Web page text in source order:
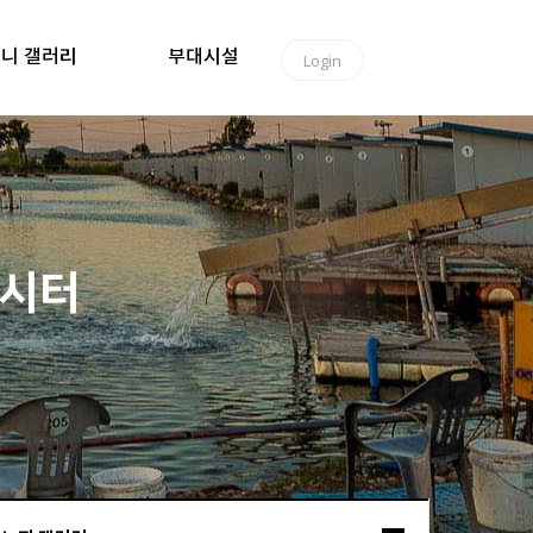
갤러리 부대시설 Login
터